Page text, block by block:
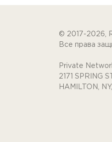
Shield
© 2017-2026,
Все права
Private
2171 SPRING
HAMILTON,